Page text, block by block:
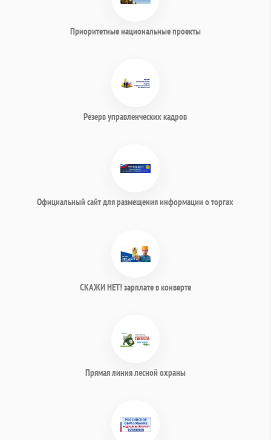
Приоритетные национальные проекты
Резерв управленческих кадров
Официальный сайт для размещения информации о торгах
СКАЖИ НЕТ! зарплате в конверте
Прямая линия лесной охраны